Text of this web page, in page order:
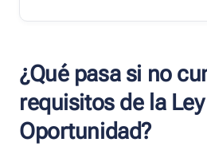
¿Qué pasa si no
requisitos de la
Oportunidad?